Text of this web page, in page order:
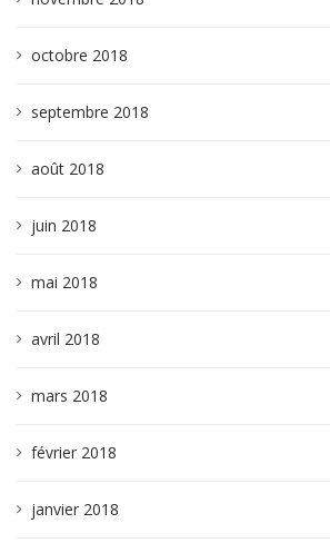
octobre 2018
septembre 2018
août 2018
juin 2018
mai 2018
avril 2018
mars 2018
février 2018
janvier 2018